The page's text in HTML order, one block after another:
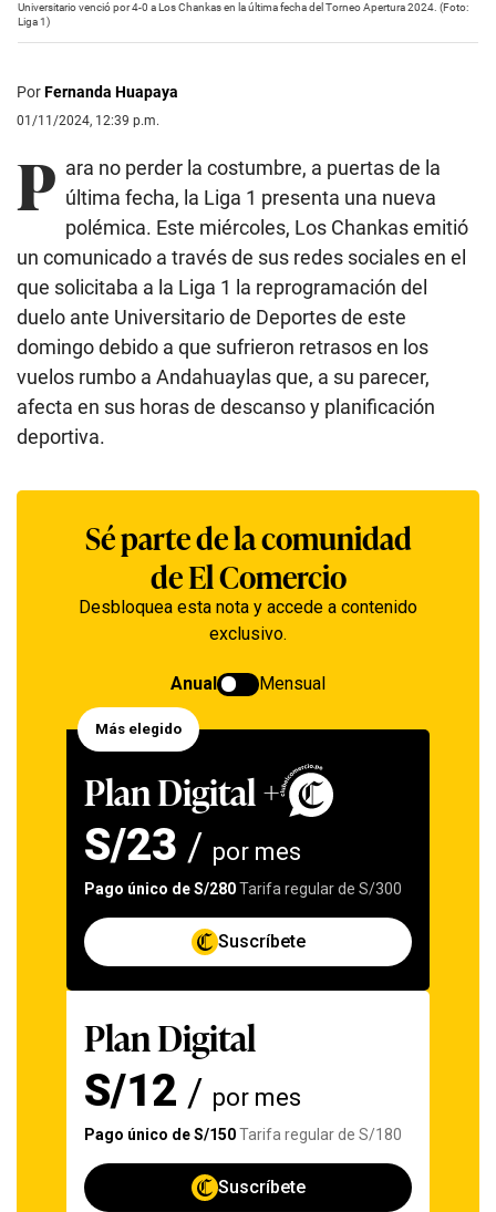
Universitario venció por 4-0 a Los Chankas en la última fecha del Torneo Apertura 2024. (Foto:
Liga 1)
PorFernanda Huapaya
01/11/2024, 12:39 p.m.
P ara no perder la costumbre, a puertas de la
última fecha, la Liga 1 presenta una nueva
polémica. Este miércoles, Los Chankas emitió
un comunicado a través de sus redes sociales en el
que solicitaba a la Liga 1 la reprogramación del
duelo ante Universitario de Deportes de este
domingo debido a que sufrieron retrasos en los
vuelos rumbo a Andahuaylas que, a su parecer,
afecta en sus horas de descanso y planificación
deportiva.